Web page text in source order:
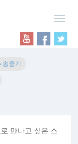
송중기
만나고 싶은 스